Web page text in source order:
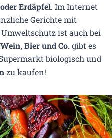
Erdäpfel. Im Internet
Gerichte mit
ist auch bei
Wein, Bier und Co.gibt es
biologisch und
zu kaufen!